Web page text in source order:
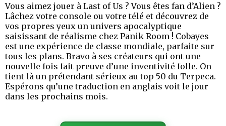
Vous aimez jouer à Last of Us ? Vous êtes fan d’Alien ?
Lâchez votre console ou votre télé et découvrez de
vos propres yeux un univers apocalyptique
saisissant de réalisme chez Panik Room ! Cobayes
est une expérience de classe mondiale, parfaite sur
tous les plans. Bravo à ses créateurs qui ont une
nouvelle fois fait preuve d’une inventivité folle. On
tient là un prétendant sérieux au top 50 du Terpeca.
Espérons qu’une traduction en anglais voit le jour
dans les prochains mois.